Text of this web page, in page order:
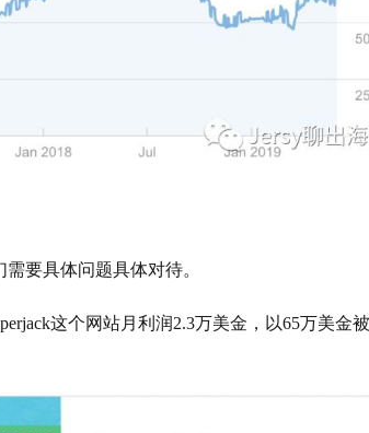
要具体问题具体对待。
这个网站月利润2.3万美金，以65万美金